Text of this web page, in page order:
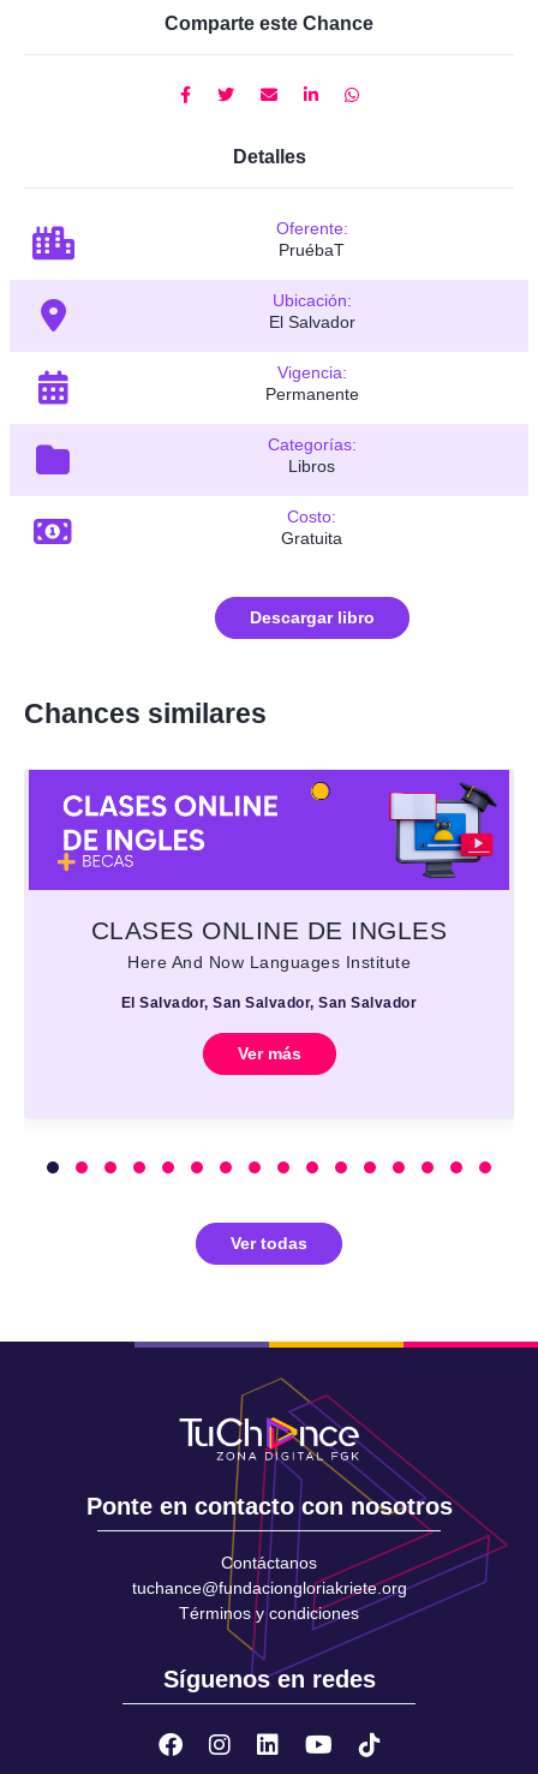
Comparte este Chance
Detalles
Oferente:
PruébaT
Ubicación:
El Salvador
Vigencia:
Permanente
Categorías:
Libros
Costo:
Gratuita
Descargar libro
Chances similares
CLASES ONLINE DE INGLES
Here And Now Languages Institute
El Salvador, San Salvador, San Salvador
Ver más
Ver todas
Ponte en contacto con nosotros
Contáctanos
tuchance@fundaciongloriakriete.org
Términos y condiciones
Síguenos en redes